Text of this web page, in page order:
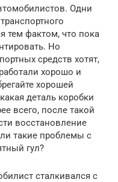
Одни
тем фактом, что пока
Но
средств хотят,
хорошо и
хорошей
деталь коробки
всего, после такой
восстановление
такие проблемы с
гул?
сталкивался с